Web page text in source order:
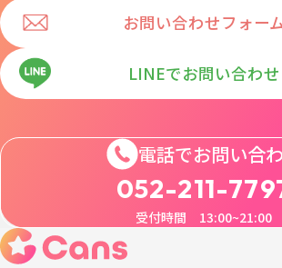
お問い合わせフォー
LINEでお問い合わせ
電話でお問い合
052-211-
受付時間 13:00~21:00